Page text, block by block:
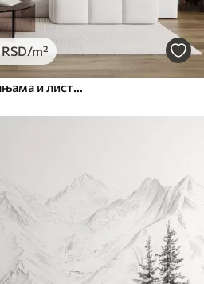
RSD/m²
Пејзаж са језером, локвањама и листовима локвања, дрвећем у позадини, у мирном окружењу, светлоплави и зелени тонови